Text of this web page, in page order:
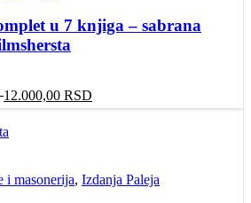
u 7 knjiga – sabrana
Originalna
cena
je
bila:
12.000,00 RSD
cena
i masonerija, Izdanja Paleja